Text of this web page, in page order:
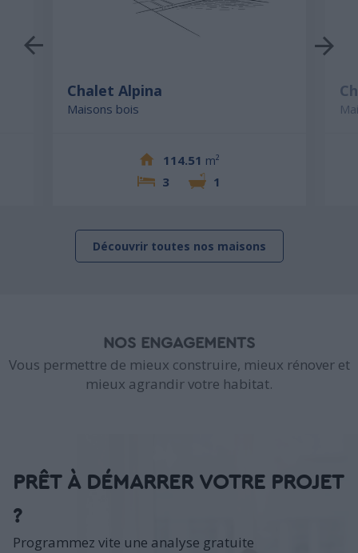
Chalet Alpina
Maisons bois
114.51 m²
3
1
Découvrir toutes nos maisons
NOS ENGAGEMENTS
Vous permettre de mieux construire, mieux rénover et
mieux agrandir votre habitat.
PRÊT À DÉMARRER VOTRE PROJET
?
Programmez vite une analyse gratuite